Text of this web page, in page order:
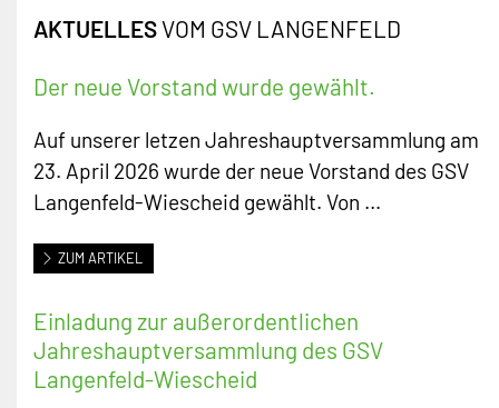
AKTUELLESVOM GSV LANGENFELD
Der neue Vorstand wurde gewählt.
Auf unserer letzen Jahreshauptversammlung am
23. April 2026 wurde der neue Vorstand des GSV
Langenfeld-Wiescheid gewählt. Von …
ZUM ARTIKEL
Einladung zur außerordentlichen
Jahreshauptversammlung des GSV
Langenfeld-Wiescheid